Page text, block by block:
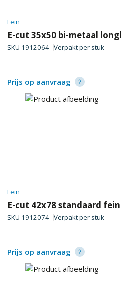
Fein
E-cut 35x50 bi-metaal
SKU 1912064 Verpakt per stuk
Prijs op aanvraag
Fein
E-cut 42x78 standaard
SKU 1912074 Verpakt per stuk
Prijs op aanvraag